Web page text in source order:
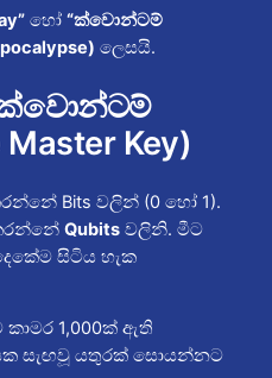
හෝ “ක්වොන්ටම්
ලෙසයි.
ක්වොන්ටම්
Key)
Bits වලින් (0 හෝ 1).
Qubitsවලිනි. මීට
සිටිය හැක
1,000ක් ඇති
සැඟවූ යතුරක් සොයන්නට